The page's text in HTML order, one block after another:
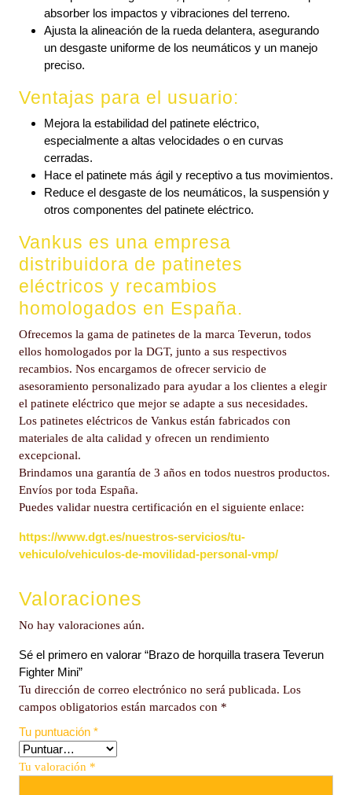
absorber los impactos y vibraciones del terreno.
Ajusta la alineación de la rueda delantera, asegurando
un desgaste uniforme de los neumáticos y un manejo
preciso.
Ventajas para el usuario:
Mejora la estabilidad del patinete eléctrico,
especialmente a altas velocidades o en curvas
cerradas.
Hace el patinete más ágil y receptivo a tus movimientos.
Reduce el desgaste de los neumáticos, la suspensión y
otros componentes del patinete eléctrico.
Vankus es una empresa
distribuidora de patinetes
eléctricos y recambios
homologados en España.
Ofrecemos la gama de patinetes de la marca Teverun, todos
ellos homologados por la DGT, junto a sus respectivos
recambios. Nos encargamos de ofrecer servicio de
asesoramiento personalizado para ayudar a los clientes a elegir
el patinete eléctrico que mejor se adapte a sus necesidades.
Los patinetes eléctricos de Vankus están fabricados con
materiales de alta calidad y ofrecen un rendimiento
excepcional.
Brindamos una garantía de 3 años en todos nuestros productos.
Envíos por toda España.
Puedes validar nuestra certificación en el siguiente enlace:
https://www.dgt.es/nuestros-servicios/tu-
vehiculo/vehiculos-de-movilidad-personal-vmp/
Valoraciones
No hay valoraciones aún.
Sé el primero en valorar “Brazo de horquilla trasera Teverun
Fighter Mini”
Tu dirección de correo electrónico no será publicada. Los
campos obligatorios están marcados con *
Tu puntuación *
Tu valoración *